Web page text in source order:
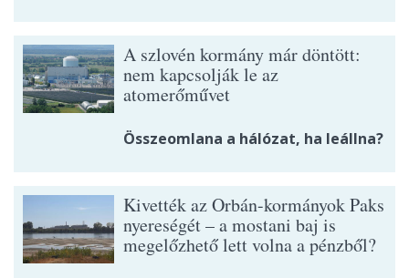
A szlovén kormány már döntött:
nem kapcsolják le az
atomerőművet
Összeomlana a hálózat, ha leállna?
Kivették az Orbán-kormányok Paks
nyereségét – a mostani baj is
megelőzhető lett volna a pénzből?